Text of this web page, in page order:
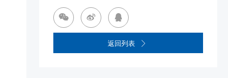
  
返回列表 